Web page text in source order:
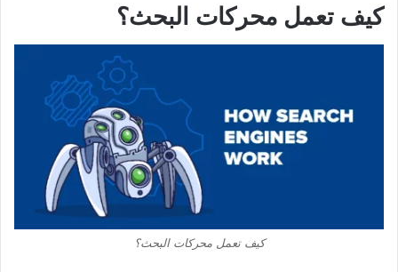
كيف تعمل محركات البحث؟
كيف تعمل محركات البحث؟